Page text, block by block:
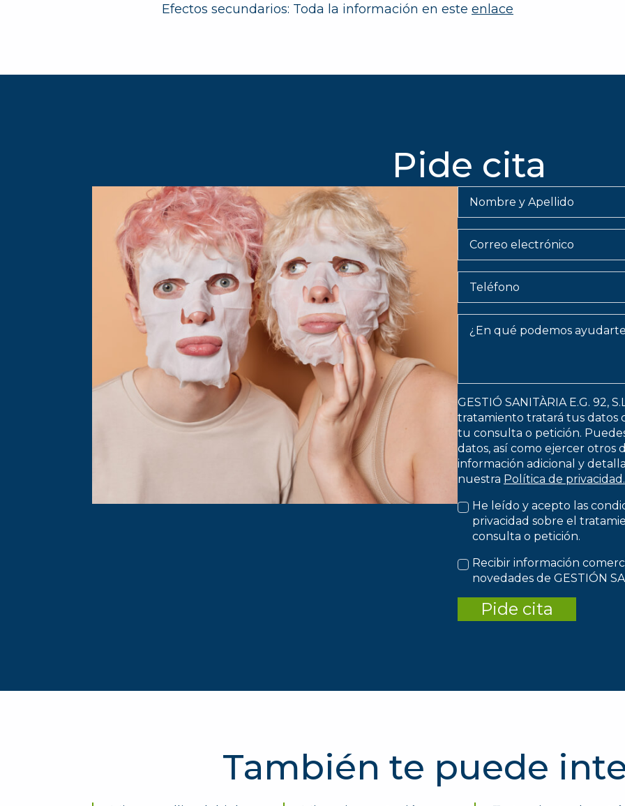
Efectos secundarios: Toda la información en este enlace
Pide cita
Nombre
Email
Teléfono
Message
GESTIÓ SANITÀRIA E.G. 92,
tratamiento tratará tus datos
tu consulta o petición.
datos, así como ejercer otros
información adicional y
nuestra Política de privacidad.
He leído y acepto las
privacidad sobre el
consulta o petición.
Recibir información
novedades de GESTIÓN
Pide cita
También te puede